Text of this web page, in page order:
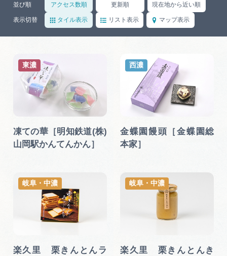
岐阜県観光データベース
旅行会社・観光事業者の皆様へ
フォトライブラリー
動画ライブラリー
運営組織
広告掲載
並び順 アクセス数順 更新順 現在地から近い順
表示切替 タイル表示 リスト表示 マップ表示
凍ての華［明知鉄道(株)
山岡駅かんてんかん］
東濃
金蝶園饅頭［金蝶園総
本家］
西濃
楽久里 栗きんとんラ
岐阜・中濃
楽久里 栗きんとんき
岐阜・中濃